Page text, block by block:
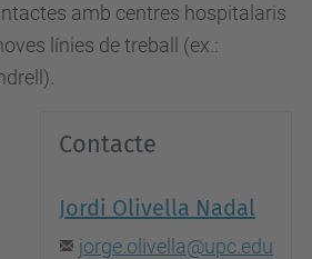
amb centres hospitalaris
línies de treball (ex.:
Contacte
Jordi Olivella Nadal
jorge.olivella@upc.edu